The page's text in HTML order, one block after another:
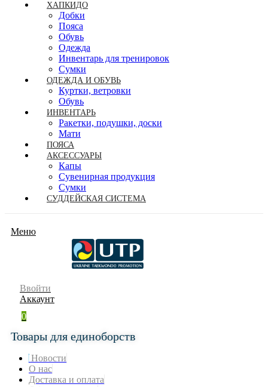
ХАПКИДО
Добки
Пояса
Обувь
Одежда
Инвентарь для тренировок
Сумки
ОДЕЖДА И ОБУВЬ
Куртки, ветровки
Обувь
ИНВЕНТАРЬ
Ракетки, подушки, доски
Мати
ПОЯСА
АКСЕССУАРЫ
Капы
Сувенирная продукция
Сумки
СУДДЕЙСКАЯ СИСТЕМА
Меню
Ввойти
Аккаунт
0
Товары для единоборств
Новости
О нас
Доставка и оплата